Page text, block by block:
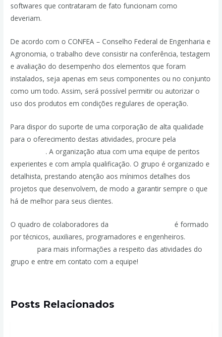
softwares que contrataram de fato funcionam como
deveriam.
De acordo com o CONFEA – Conselho Federal de Engenharia e
Agronomia, o trabalho deve consistir na conferência, testagem
e avaliação do desempenho dos elementos que foram
instalados, seja apenas em seus componentes ou no conjunto
como um todo. Assim, será possível permitir ou autorizar o
uso dos produtos em condições regulares de operação.
Para dispor do suporte de uma corporação de alta qualidade
para o oferecimento destas atividades, procure pela
. A organização atua com uma equipe de peritos
experientes e com ampla qualificação. O grupo é organizado e
detalhista, prestando atenção aos mínimos detalhes dos
projetos que desenvolvem, de modo a garantir sempre o que
há de melhor para seus clientes.
O quadro de colaboradores da
é formado
por técnicos, auxiliares, programadores e engenheiros.
o portalpara mais informações a respeito das atividades do
grupo e entre em contato com a equipe!
Posts Relacionados